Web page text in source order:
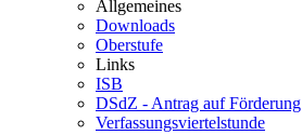
Allgemeines
Downloads
Oberstufe
Links
ISB
DSdZ - Antrag auf Förderung
Verfassungsviertelstunde